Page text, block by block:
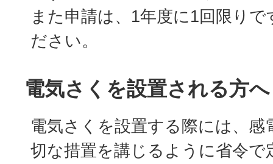
また申請は、1年度に1回限り
ださい。
電気さくを設置される方
電気さくを設置する際には、感
切な措置を講じるように省令で